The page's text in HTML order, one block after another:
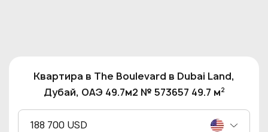
Квартира в The Boulevard в Dubai Land,
Дубай, ОАЭ 49.7м2 № 573657 49.7 м2
188 700 USD